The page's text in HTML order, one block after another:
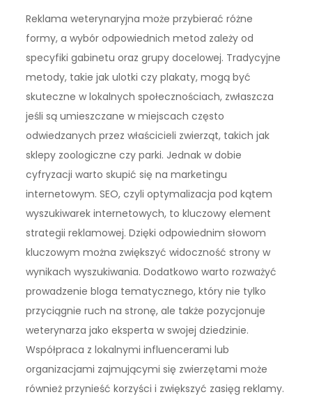
Reklama weterynaryjna może przybierać różne
formy, a wybór odpowiednich metod zależy od
specyfiki gabinetu oraz grupy docelowej. Tradycyjne
metody, takie jak ulotki czy plakaty, mogą być
skuteczne w lokalnych społecznościach, zwłaszcza
jeśli są umieszczane w miejscach często
odwiedzanych przez właścicieli zwierząt, takich jak
sklepy zoologiczne czy parki. Jednak w dobie
cyfryzacji warto skupić się na marketingu
internetowym. SEO, czyli optymalizacja pod kątem
wyszukiwarek internetowych, to kluczowy element
strategii reklamowej. Dzięki odpowiednim słowom
kluczowym można zwiększyć widoczność strony w
wynikach wyszukiwania. Dodatkowo warto rozważyć
prowadzenie bloga tematycznego, który nie tylko
przyciągnie ruch na stronę, ale także pozycjonuje
weterynarza jako eksperta w swojej dziedzinie.
Współpraca z lokalnymi influencerami lub
organizacjami zajmującymi się zwierzętami może
również przynieść korzyści i zwiększyć zasięg reklamy.